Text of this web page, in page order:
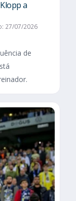
a
27/07/2026
de